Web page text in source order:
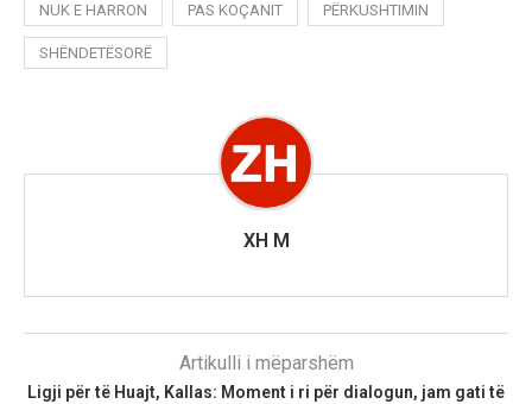
NUK E HARRON PAS KOÇANIT PËRKUSHTIMIN
SHËNDETËSORË
XH M
Artikulli i mëparshëm
Ligji për të Huajt, Kallas: Moment i ri për dialogun, jam gati të